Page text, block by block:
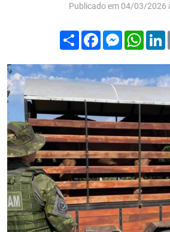
Publicado em 04/03/2026
Compartilhar
FacebookMessenger